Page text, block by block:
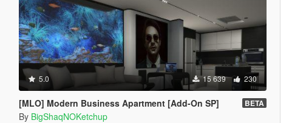
5.0 15 639 230
[MLO] Modern Business Apartment [Add-On SP] BETA
By BigShaqNOKetchup